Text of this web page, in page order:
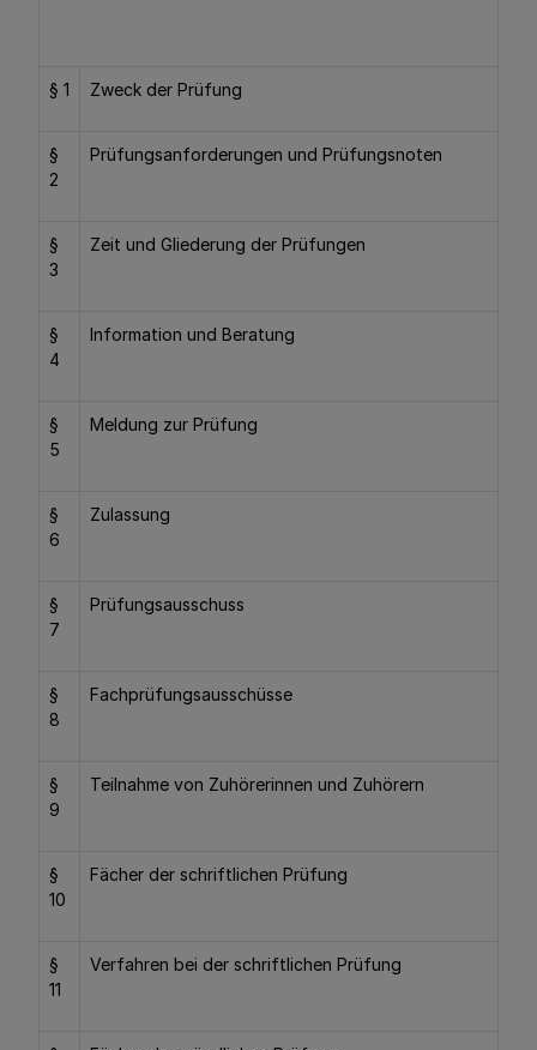
§ 1 Zweck der Prüfung
§
2
Prüfungsanforderungen und Prüfungsnoten
§
3
Zeit und Gliederung der Prüfungen
§
4
Information und Beratung
§
5
Meldung zur Prüfung
§
6
Zulassung
§
7
Prüfungsausschuss
§
8
Fachprüfungsausschüsse
§
9
Teilnahme von Zuhörerinnen und Zuhörern
§
10
Fächer der schriftlichen Prüfung
§
11
Verfahren bei der schriftlichen Prüfung